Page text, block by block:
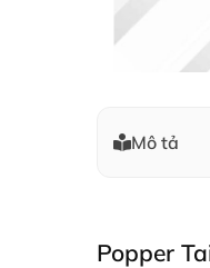
Mô tả
Popper